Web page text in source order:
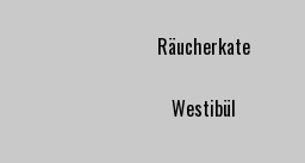
Räucherkate
Westibül